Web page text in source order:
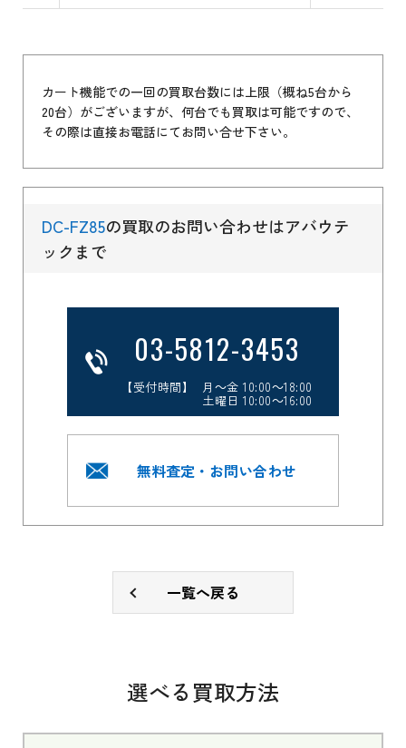
カート機能での一回の買取台数には上限（概ね5台から
20台）がございますが、何台でも買取は可能ですので、
その際は直接お電話にてお問い合せ下さい。
DC-FZ85の買取のお問い合わせはアバウテ
ックまで
03-5812-3453
【受付時間】 月～金 10:00～18:00
土曜日 10:00～16:00
無料査定・お問い合わせ
一覧へ戻る
選べる買取方法